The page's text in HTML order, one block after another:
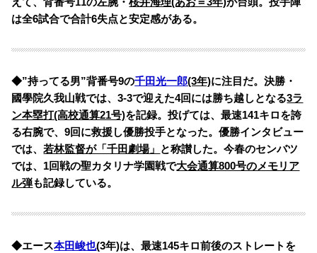
は全6試合で合計6失点と安定感がある。
◆”持ってる男”背番号9の千田光一郎(3年)に注目だ。決勝・
國學院久我山戦では、3-3で迎えた4回には勝ち越しとなる3ラ
ン本塁打(高校通算21号)を記録。投げては、最速141キロを誇
る右腕で、9回に救援し優勝投手となった。優勝インタビュー
では、若林監督が「千田劇場」 と称讃した。今春のセンバツ
では、1回戦の聖カタリナ学園戦で大会通算800号のメモリア
ル弾も記録している。
◆エース本田峻也(3年)は、最速145キロ前後のストレートを